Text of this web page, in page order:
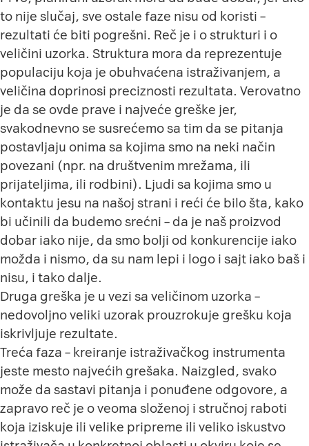
to nije slučaj, sve ostale faze nisu od koristi –
rezultati će biti pogrešni. Reč je i o strukturi i o
veličini uzorka. Struktura mora da reprezentuje
populaciju koja je obuhvaćena istraživanjem, a
veličina doprinosi preciznosti rezultata. Verovatno
je da se ovde prave i najveće greške jer,
svakodnevno se susrećemo sa tim da se pitanja
postavljaju onima sa kojima smo na neki način
povezani (npr. na društvenim mrežama, ili
prijateljima, ili rodbini). Ljudi sa kojima smo u
kontaktu jesu na našoj strani i reći će bilo šta, kako
bi učinili da budemo srećni – da je naš proizvod
dobar iako nije, da smo bolji od konkurencije iako
možda i nismo, da su nam lepi i logo i sajt iako baš i
nisu, i tako dalje.
Druga greška je u vezi sa veličinom uzorka –
nedovoljno veliki uzorak prouzrokuje grešku koja
iskrivljuje rezultate.
Treća faza – kreiranje istraživačkog instrumenta
jeste mesto najvećih grešaka. Naizgled, svako
može da sastavi pitanja i ponuđene odgovore, a
zapravo reč je o veoma složenoj i stručnoj raboti
koja iziskuje ili velike pripreme ili veliko iskustvo